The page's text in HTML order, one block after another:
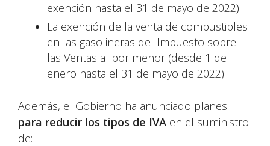
exención hasta el 31 de mayo de 2022).
La exención de la venta de combustibles
en las gasolineras del Impuesto sobre
las Ventas al por menor (desde 1 de
enero hasta el 31 de mayo de 2022).
Además, el Gobierno ha anunciado planes
para reducir los tipos de IVA en el suministro
de: